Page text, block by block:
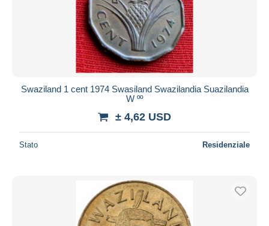
Swaziland 1 cent 1974 Swasiland Swazilandia Suazilandia
W ºº
± 4,62 USD
Stato Residenziale